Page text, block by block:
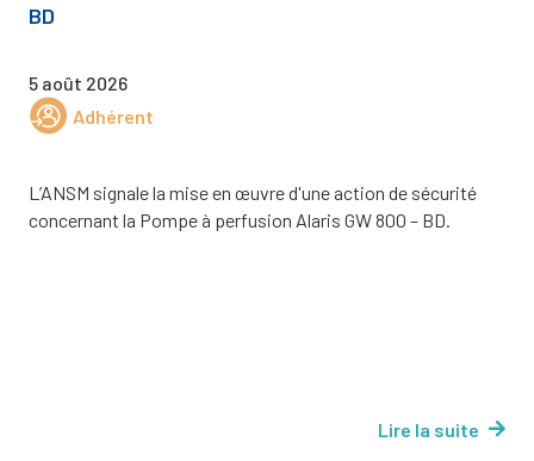
BD
5 août 2026
Adhérent
L’ANSM signale la mise en œuvre d'une action de sécurité
concernant la Pompe à perfusion Alaris GW 800 – BD.
Lire la suite